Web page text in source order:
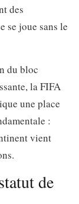
des
se joue sans le
du bloc
la FIFA
une place
:
vient
de